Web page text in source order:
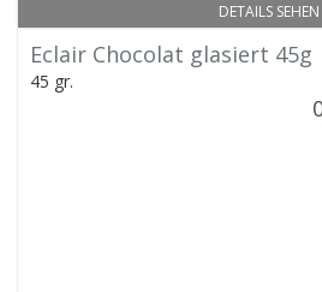
DETAILS SEHEN
Eclair Chocolat glasiert 45g
45 gr.